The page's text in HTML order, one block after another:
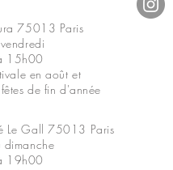
75013 Paris
15h00
en août et
de fin d'année
Le Gall75013 Paris
19h00